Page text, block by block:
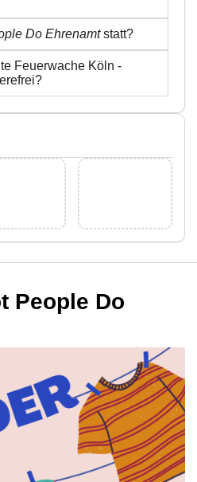
Do Ehrenamtstatt?
Feuerwache Köln -
People Do